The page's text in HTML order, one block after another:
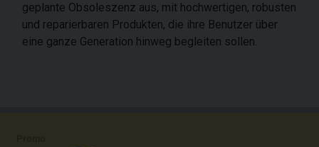
geplante Obsoleszenz aus, mit hochwertigen, robusten
und reparierbaren Produkten, die ihre Benutzer über
eine ganze Generation hinweg begleiten sollen.